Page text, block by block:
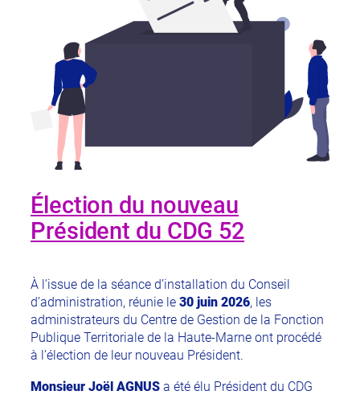
Élection du nouveau
Président du CDG 52
À l’issue de la séance d’installation du Conseil
d’administration, réunie le 30 juin 2026, les
administrateurs du Centre de Gestion de la Fonction
Publique Territoriale de la Haute-Marne ont procédé
à l’élection de leur nouveau Président.
Monsieur Joël AGNUS a été élu Président du CDG